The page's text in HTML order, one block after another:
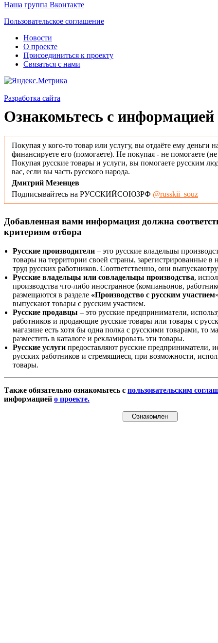
Наша группа Вконтакте
Пользовательское соглашение
Новости
О проекте
Присоединиться к проекту
Связаться с нами
Разработка сайта
Ознакомьтесь с информацией
Покупая у кого-то товар или услугу, вы отдаёте ему деньги
финансируете его (помогаете). Не покупая - не помогаете
Покупая русские товары и услуги, вы помогаете русским
вас, если вы часть русского народа.
Дмитрий Мезенцев
Подписывайтесь на РУССКИЙСОЮЗРФ @russkii_souz
Добавленная вами информация должна
критериям отбора
Русские производители – это русские владельцы
товары на территории своей страны, зарегистрированные
труд русских работников. Соответственно, они
Русские владельцы или совладельцы производства,
производства что-либо иностранное (компаньонов,
размещаются в разделе «Производство с русским участием
выпускают товары с русским участием.
Русские продавцы – это русские предприниматели,
работников и продающие русские товары или товары с
магазине есть хотя бы одна полка с русскими товарами, то
разместить в каталоге и рекламировать эти товары.
Русские услуги предоставляют русские предприниматели,
русских работников и стремящиеся, при возможности,
товары.
Также обязательно ознакомьтесь с пользовательским
информацией о проекте.
Ознакомлен